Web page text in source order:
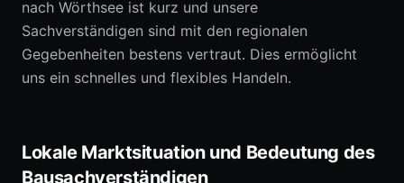
nach Wörthsee ist kurz und unsere
Sachverständigen sind mit den regionalen
Gegebenheiten bestens vertraut. Dies ermöglicht
uns ein schnelles und flexibles Handeln.
Lokale Marktsituation und Bedeutung des
Bausachverständigen